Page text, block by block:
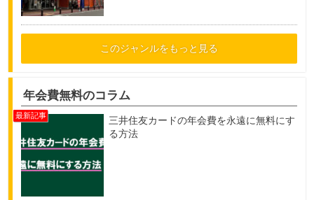
このジャンルをもっと見る
年会費無料のコラム
三井住友カードの年会費を永遠に無料にす
る方法